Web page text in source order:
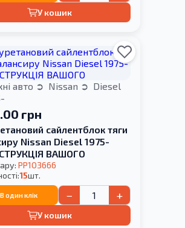
У кошик
авто Nissan
Diesel
грн
сайлентблок тяги
Nissan Diesel 1975-
ВАШОГО
PP103666
15шт.
В один клік − +
У кошик